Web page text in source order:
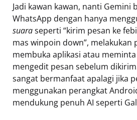
Jadi kawan kawan, nanti Gemini
WhatsApp dengan hanya
suaraseperti “kirim pesan ke
mas winpoin down”, melakukan
membuka aplikasi atau
mengedit pesan sebelum
sangat bermanfaat apalagi jika
menggunakan perangkat
mendukung penuh AI seperti